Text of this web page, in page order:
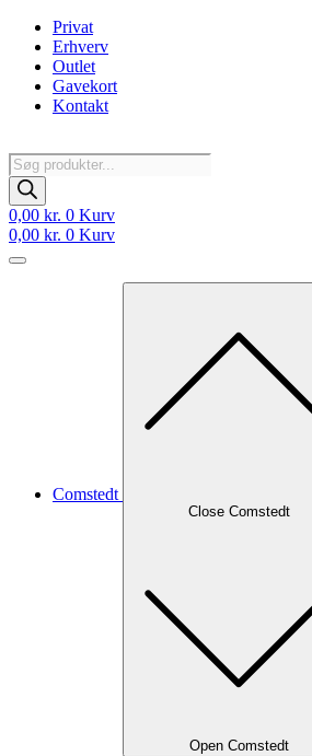
Videre
indhold
Privat
Erhverv
Outlet
Gavekort
Kontakt
Products
search
0,00 kr. 0 Kurv
0,00 kr. 0 Kurv
Comstedt
Close Comstedt
Open Comstedt